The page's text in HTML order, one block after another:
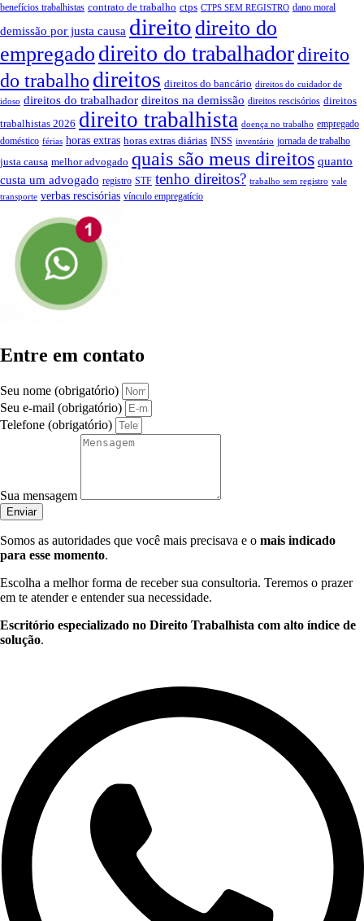
benefícios trabalhistas contrato de trabalho ctps CTPS SEM REGISTRO dano moral
demissão por justa causa direito direito do
empregado direito do trabalhadordireito
do trabalho direitos direitos do bancário direitos do cuidador de
idoso direitos do trabalhador direitos na demissão direitos rescisórios direitos
trabalhistas 2026 direito trabalhista doença no trabalho empregado
doméstico férias horas extras horas extras diárias INSS inventário jornada de trabalho
justa causa melhor advogado quais são meus direitos quanto
custa um advogado registro STF tenho direitos? trabalho sem registro vale
transporte verbas rescisórias vínculo empregatício
Entre em contato
Seu nome (obrigatório)
Seu e-mail (obrigatório)
Telefone (obrigatório)
Sua mensagem
Enviar
Somos as autoridades que você mais precisava e o mais indicado
para esse momento.
Escolha a melhor forma de receber sua consultoria. Teremos o prazer
em te atender e entender sua necessidade.
Escritório especializado no Direito Trabalhista com alto índice de
solução.